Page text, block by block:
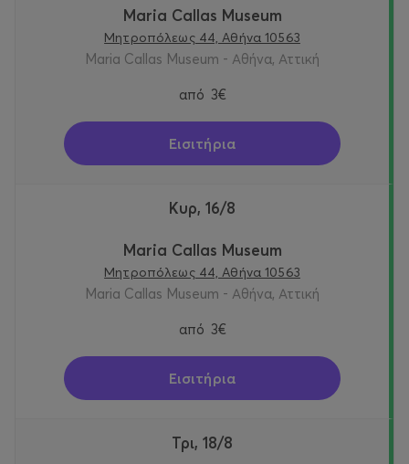
Maria Callas Museum
Μητροπόλεως 44, Αθήνα 10563
Maria Callas Museum - Αθήνα, Αττική
από 3€
Εισιτήρια
Κυρ, 16/8
Maria Callas Museum
Μητροπόλεως 44, Αθήνα 10563
Maria Callas Museum - Αθήνα, Αττική
από 3€
Εισιτήρια
Τρι, 18/8